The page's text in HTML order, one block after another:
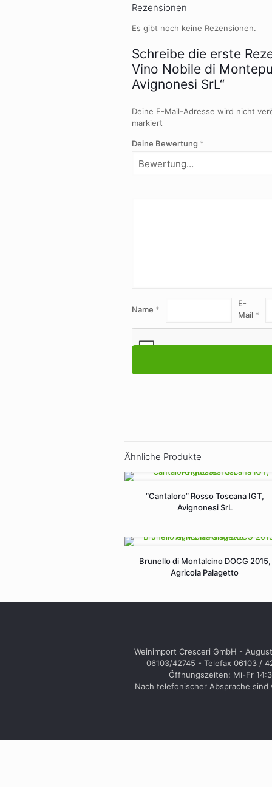
Rezensionen
Es gibt noch keine Rezensionen.
Schreibe die erste
Vino Nobile di
Avignonesi SrL“
Deine E-Mail-Adresse wird nicht
markiert
Deine Bewertung *
Name *
E-
Mail *
Ähnliche Produkte
“Cantaloro” Rosso Toscana IGT,
Avignonesi SrL
Brunello di Montalcino DOCG 2015,
Agricola Palagetto
Weinimport Cresceri GmbH -
06103/42745 - Telefax 06103 /
Öffnungszeiten: Mi-Fr
Nach telefonischer Absprache